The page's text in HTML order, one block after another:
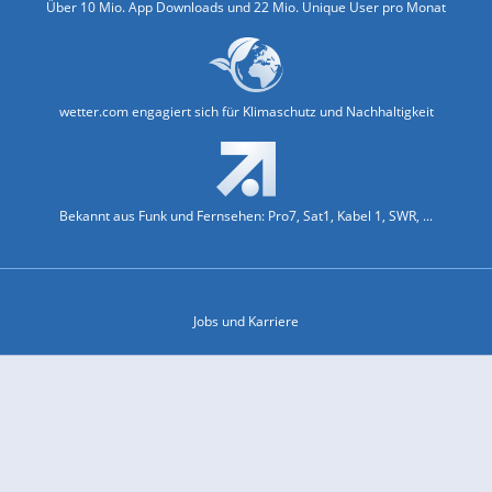
Über 10 Mio. App Downloads und 22 Mio. Unique User pro Monat
wetter.com engagiert sich für Klimaschutz und Nachhaltigkeit
Bekannt aus Funk und Fernsehen: Pro7, Sat1, Kabel 1, SWR, ...
Jobs und Karriere